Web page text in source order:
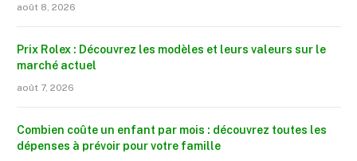
août 8, 2026
Prix Rolex : Découvrez les modèles et leurs valeurs sur le
marché actuel
août 7, 2026
Combien coûte un enfant par mois : découvrez toutes les
dépenses à prévoir pour votre famille